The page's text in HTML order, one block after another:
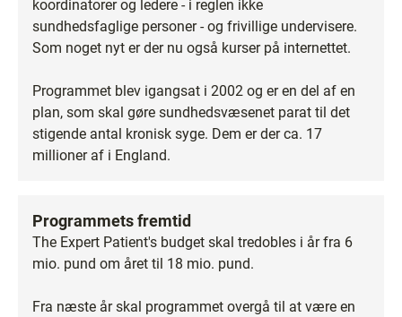
koordinatorer og ledere - i reglen ikke
sundhedsfaglige personer - og frivillige undervisere.
Som noget nyt er der nu også kurser på internettet.
Programmet blev igangsat i 2002 og er en del af en
plan, som skal gøre sundhedsvæsenet parat til det
stigende antal kronisk syge. Dem er der ca. 17
millioner af i England.
Programmets fremtid
The Expert Patient's budget skal tredobles i år fra 6
mio. pund om året til 18 mio. pund.
Fra næste år skal programmet overgå til at være en